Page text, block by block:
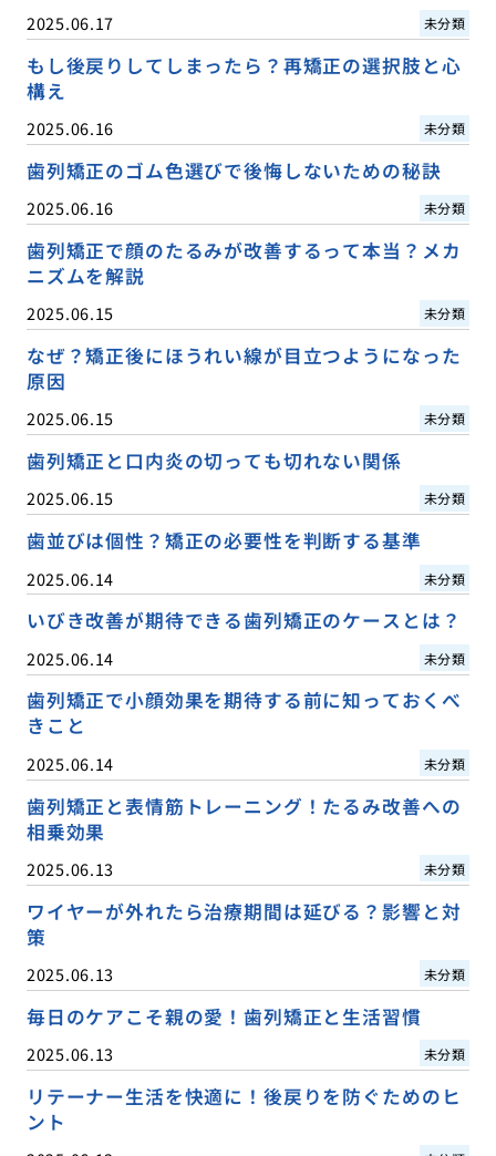
2025.06.17 未分類
もし後戻りしてしまったら？再矯正の選択肢と心
構え
2025.06.16 未分類
歯列矯正のゴム色選びで後悔しないための秘訣
2025.06.16 未分類
歯列矯正で顔のたるみが改善するって本当？メカ
ニズムを解説
2025.06.15 未分類
なぜ？矯正後にほうれい線が目立つようになった
原因
2025.06.15 未分類
歯列矯正と口内炎の切っても切れない関係
2025.06.15 未分類
歯並びは個性？矯正の必要性を判断する基準
2025.06.14 未分類
いびき改善が期待できる歯列矯正のケースとは？
2025.06.14 未分類
歯列矯正で小顔効果を期待する前に知っておくべ
きこと
2025.06.14 未分類
歯列矯正と表情筋トレーニング！たるみ改善への
相乗効果
2025.06.13 未分類
ワイヤーが外れたら治療期間は延びる？影響と対
策
2025.06.13 未分類
毎日のケアこそ親の愛！歯列矯正と生活習慣
2025.06.13 未分類
リテーナー生活を快適に！後戻りを防ぐためのヒ
ント